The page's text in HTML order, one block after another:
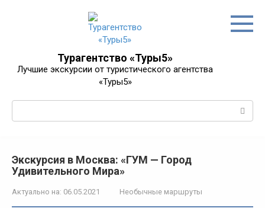
Турагентство «Туры5»
Лучшие экскурсии от туристического агентства
«Туры5»
Экскурсия в Москва: «ГУМ — Город
Удивительного Мира»
Актуально на: 06.05.2021 Необычные маршруты